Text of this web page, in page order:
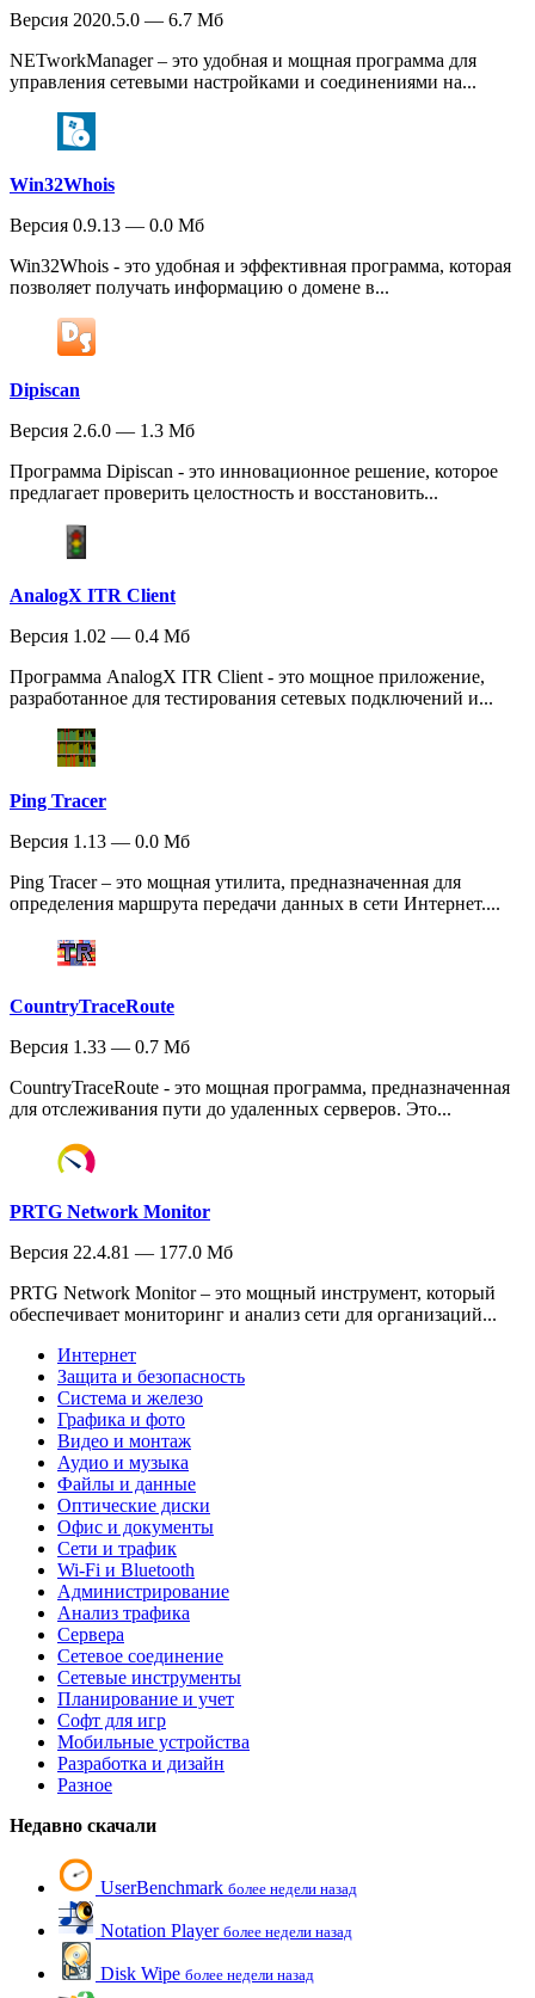
Версия 2020.5.0 — 6.7 Мб
NETworkManager – это удобная и мощная программа для
управления сетевыми настройками и соединениями на...
Win32Whois
Версия 0.9.13 — 0.0 Мб
Win32Whois - это удобная и эффективная программа, которая
позволяет получать информацию о домене в...
Dipiscan
Версия 2.6.0 — 1.3 Мб
Программа Dipiscan - это инновационное решение, которое
предлагает проверить целостность и восстановить...
AnalogX ITR Client
Версия 1.02 — 0.4 Мб
Программа AnalogX ITR Client - это мощное приложение,
разработанное для тестирования сетевых подключений и...
Ping Tracer
Версия 1.13 — 0.0 Мб
Ping Tracer – это мощная утилита, предназначенная для
определения маршрута передачи данных в сети Интернет....
CountryTraceRoute
Версия 1.33 — 0.7 Мб
CountryTraceRoute - это мощная программа, предназначенная
для отслеживания пути до удаленных серверов. Это...
PRTG Network Monitor
Версия 22.4.81 — 177.0 Мб
PRTG Network Monitor – это мощный инструмент, который
обеспечивает мониторинг и анализ сети для организаций...
Интернет
Защита и безопасность
Система и железо
Графика и фото
Видео и монтаж
Аудио и музыка
Файлы и данные
Оптические диски
Офис и документы
Сети и трафик
Wi-Fi и Bluetooth
Администрирование
Анализ трафика
Сервера
Сетевое соединение
Сетевые инструменты
Планирование и учет
Софт для игр
Мобильные устройства
Разработка и дизайн
Разное
Недавно скачали
UserBenchmark более недели назад
Notation Player более недели назад
Disk Wipe более недели назад